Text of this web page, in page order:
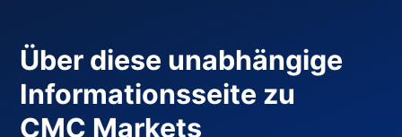
Über diese unabhängige
Informationsseite zu
CMC Markets